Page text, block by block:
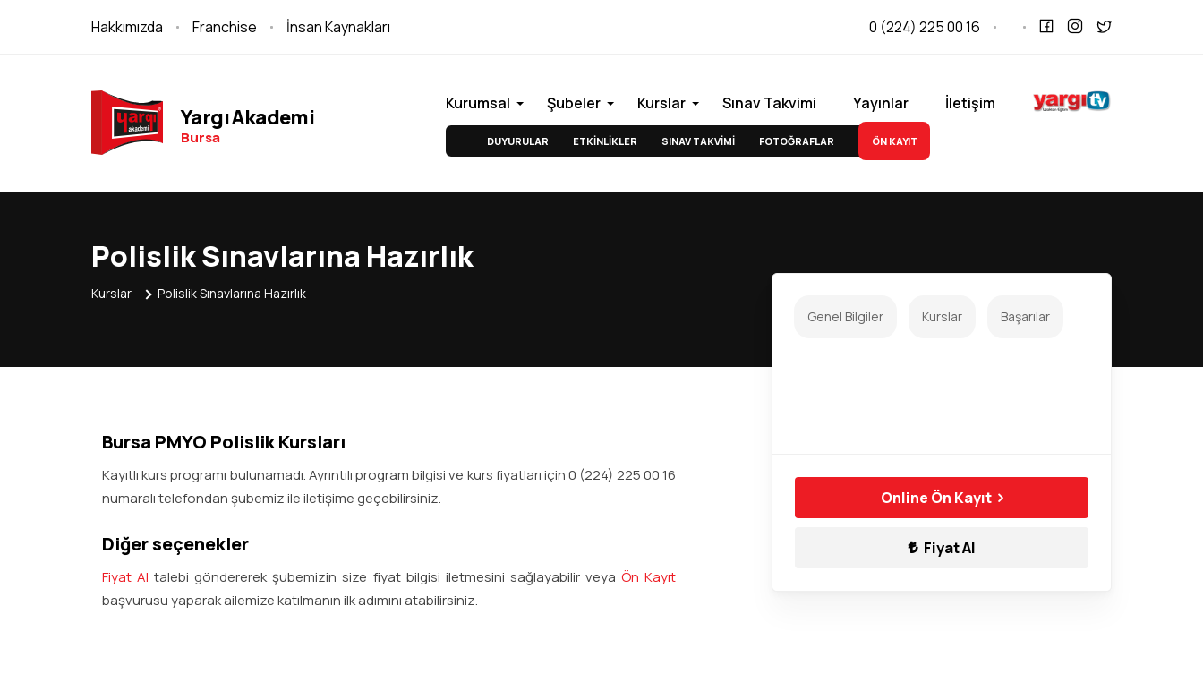
Hakkımızda Franchise İnsan Kaynakları 0 (224) 225 00 16
Yargı Akademi
Bursa
Kurumsal Şubeler Kurslar Sınav Takvimi Yayınlar İletişim
DUYURULAR ETKİNLİKLER SINAV TAKVİMİ FOTOĞRAFLAR ÖN KAYIT
Polislik Sınavlarına Hazırlık
Kurslar Polislik Sınavlarına Hazırlık
Bursa PMYO Polislik Kursları
Kayıtlı kurs programı bulunamadı. Ayrıntılı program bilgisi ve kurs fiyatları için 0 (224) 225 00 16
numaralı telefondan şubemiz ile iletişime geçebilirsiniz.
Diğer seçenekler
Fiyat Al talebi göndererek şubemizin size fiyat bilgisi iletmesini sağlayabilir veya Ön Kayıt
başvurusu yaparak ailemize katılmanın ilk adımını atabilirsiniz.
Genel Bilgiler Kurslar Başarılar
Online Ön Kayıt
Fiyat Al